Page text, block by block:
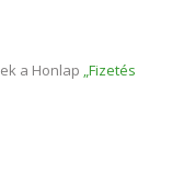
a Honlap „Fizetés